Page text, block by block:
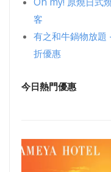
客
有之和牛鍋物放題
折優惠
今日熱門優惠